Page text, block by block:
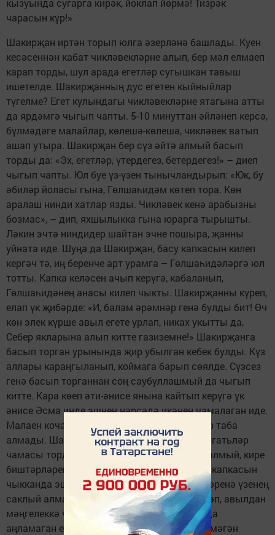
кызуында сугарга кирәк, йоклап йөрмә! Тизрәк
чарасын күр!»
Шакирҗан иртән торып юлга әзерләнә башлады. Куен
кесәсеннән кабат чикләвекләрне алып, бер мәл елмаеп
карап торды, шул арада егетләр сугышкан тавыш
ишетелде. Шакирҗанның дус егетен кыйныйлар
түгелме? Егет кулындагы чикләвекләрне ятагына атты
да ярдәмгә чыгып чапты. 5-10 минуттан әйләнеп керсә,
бүлмәдәге малайлар, көлешә-көлешә, чикләвек ватып
ашап утыра. Шакирҗан бер сүз әйтә алмый басып
торды да: «Эх, егетләр, үтердегез, бетердегез!» – диеп
чыгып чапты. Юл буе үз-үзен тынычландырып: «Юк, бу
әбиләр йоласы гына, Гөлшаһидәм көтеп тора. Көн
аралаш нинди хатлар язды. Чикләвек кенә арабызны
бозмас», – дип, яхшылыкка гына юрарга тырышты.
Ләкин эчтә ниндидер шайтан эчне пошыра, җанны
уйната иде. Шуңа да Шакирҗан, басу капкасын килеп
кергәч тә, иң беренче арт урамга – Гөлшаһидәләргә юл
тотты. Капка келәсен ачып керүгә, кабаланып,
Гөлшаһидәнең анасы килеп чыкты. Шакирҗанны күреп,
елап үк җибәрде: «И, балам әрәмнәр генә булды бит! Өч
көн элек күрше авыл егете урлап, никах укытты да,
Себер якларына алып китте газиземне!» Шакирҗанга
басып торган урынында җир убылган кебек булды. Күз
аллары караңгыланып, коймага барып сөялде. Сүзсез
генә басып торганнан соң саубуллашмый да чыгып
китте. Кара көеп әти-әнисе янына кайтып керүгә үк
әнисе Әсма инде эшнең нәрсәдә икәнен чамалаган иде.
Малаен кочаклап озак елады, юатыр сүзләр таба
алмады. Шакирҗан әти-әнисе янында өч сәгатьләр
чамасы торды да, җаны уйнавына чыдый алмый, кире
биштәрләрен тутырып, юлга җыенды. Басу капкасын
чыкканда эштән кайтып килгән авыл егетләренә үзенең
саклый алмаган чикләвек кыйссасын сөйләп, авылдан
мәңгелеккә чыгып китте ул. Кая барганын да
аңламаган егет, поездга утырып, үзе дә белмәгән